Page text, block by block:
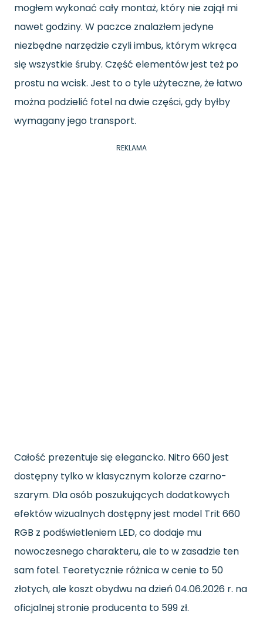
mogłem wykonać cały montaż, który nie zajął mi
nawet godziny. W paczce znalazłem jedyne
niezbędne narzędzie czyli imbus, którym wkręca
się wszystkie śruby. Część elementów jest też po
prostu na wcisk. Jest to o tyle użyteczne, że łatwo
można podzielić fotel na dwie części, gdy byłby
wymagany jego transport.
REKLAMA
Całość prezentuje się elegancko. Nitro 660 jest
dostępny tylko w klasycznym kolorze czarno-
szarym. Dla osób poszukujących dodatkowych
efektów wizualnych dostępny jest model Trit 660
RGB z podświetleniem LED, co dodaje mu
nowoczesnego charakteru, ale to w zasadzie ten
sam fotel. Teoretycznie różnica w cenie to 50
złotych, ale koszt obydwu na dzień 04.06.2026 r. na
oficjalnej stronie producenta to 599 zł.